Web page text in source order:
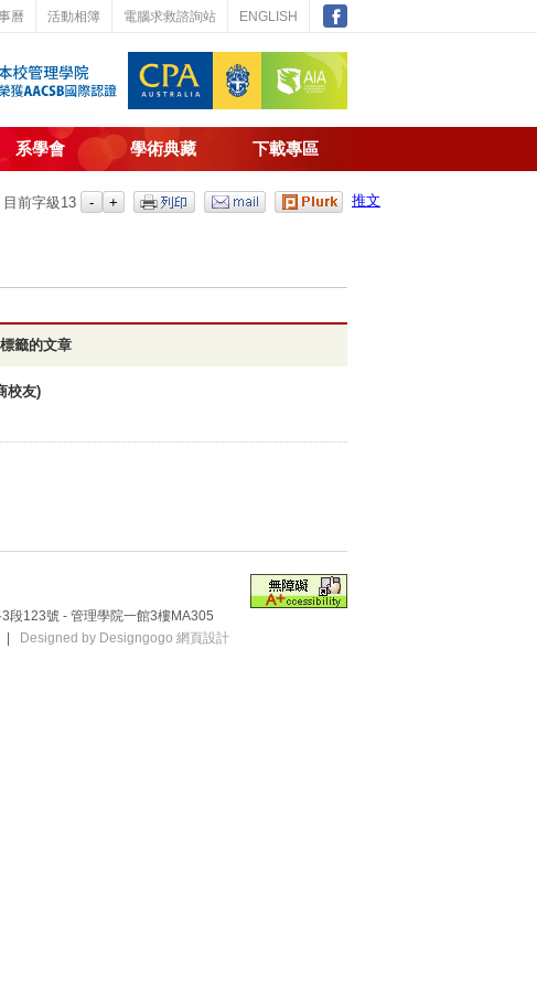
ENGLISH
電腦求救諮詢站
活動相簿
曆
系學會 學術典藏 下載專區
推文
目前字級 13
籤的文章
校友)
段123號 - 管理學院一館3樓MA305
Designed by Designgogo 網頁設計